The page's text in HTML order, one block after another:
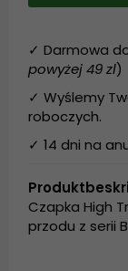
✓ Darmowa
powyżej 49 zl)
✓ Wyślemy
roboczych.
✓ 14 dni na
Czapka High
przodu z serii